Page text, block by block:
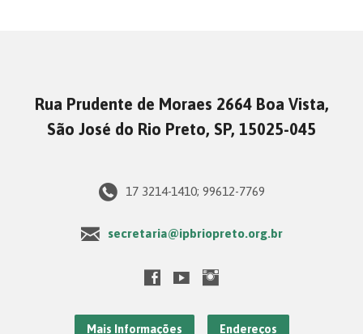
Rua Prudente de Moraes 2664 Boa Vista,
São José do Rio Preto, SP, 15025-045
17 3214-1410; 99612-7769
secretaria@ipbriopreto.org.br
Mais Informações Endereços